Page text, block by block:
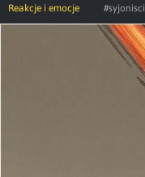
Reakcje i emocje #syjonisci